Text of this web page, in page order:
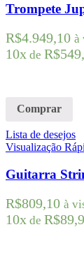
Trompete
R$4.949,10 à
10x de R$
Comprar
Lista de desejos
Visualização
Guitarra
R$809,10 à
10x de R$